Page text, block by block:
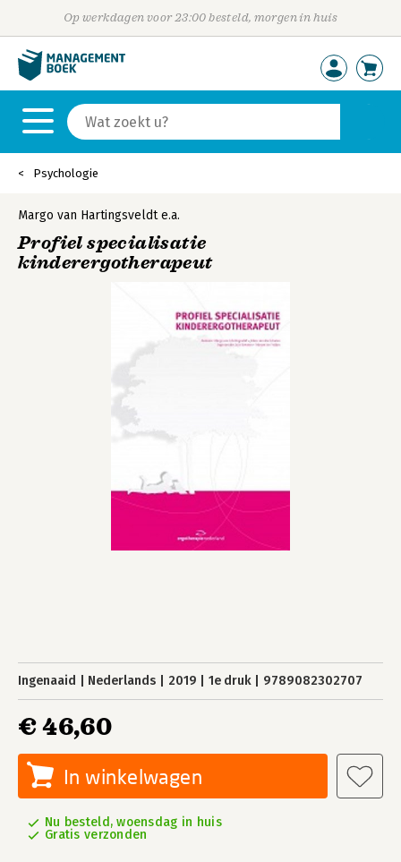
Op werkdagen voor 23:00 besteld, morgen in huis
Psychologie
Margo van Hartingsveldt e.a.
Profiel specialisatie
kinderergotherapeut
Ingenaaid Nederlands 2019 1e druk 9789082302707
€ 46,60
In winkelwagen
Nu besteld, woensdag in huis
Gratis verzonden